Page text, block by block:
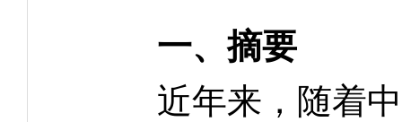
一、摘要
近年来，随着中